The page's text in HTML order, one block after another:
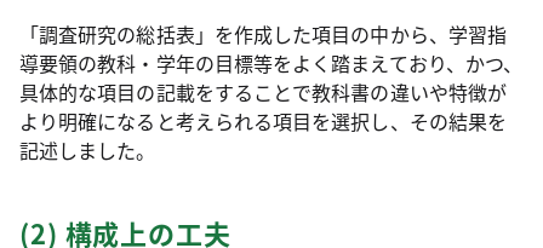
「調査研究の総括表」を作成した項目の中から、学習指
導要領の教科・学年の目標等をよく踏まえており、かつ、
具体的な項目の記載をすることで教科書の違いや特徴が
より明確になると考えられる項目を選択し、その結果を
記述しました。
(2) 構成上の工夫